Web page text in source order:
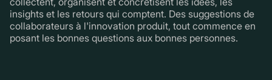
insights et les retours qui comptent. Des suggestions de
collaborateurs à l'innovation produit, tout commence en
posant les bonnes questions aux bonnes personnes.